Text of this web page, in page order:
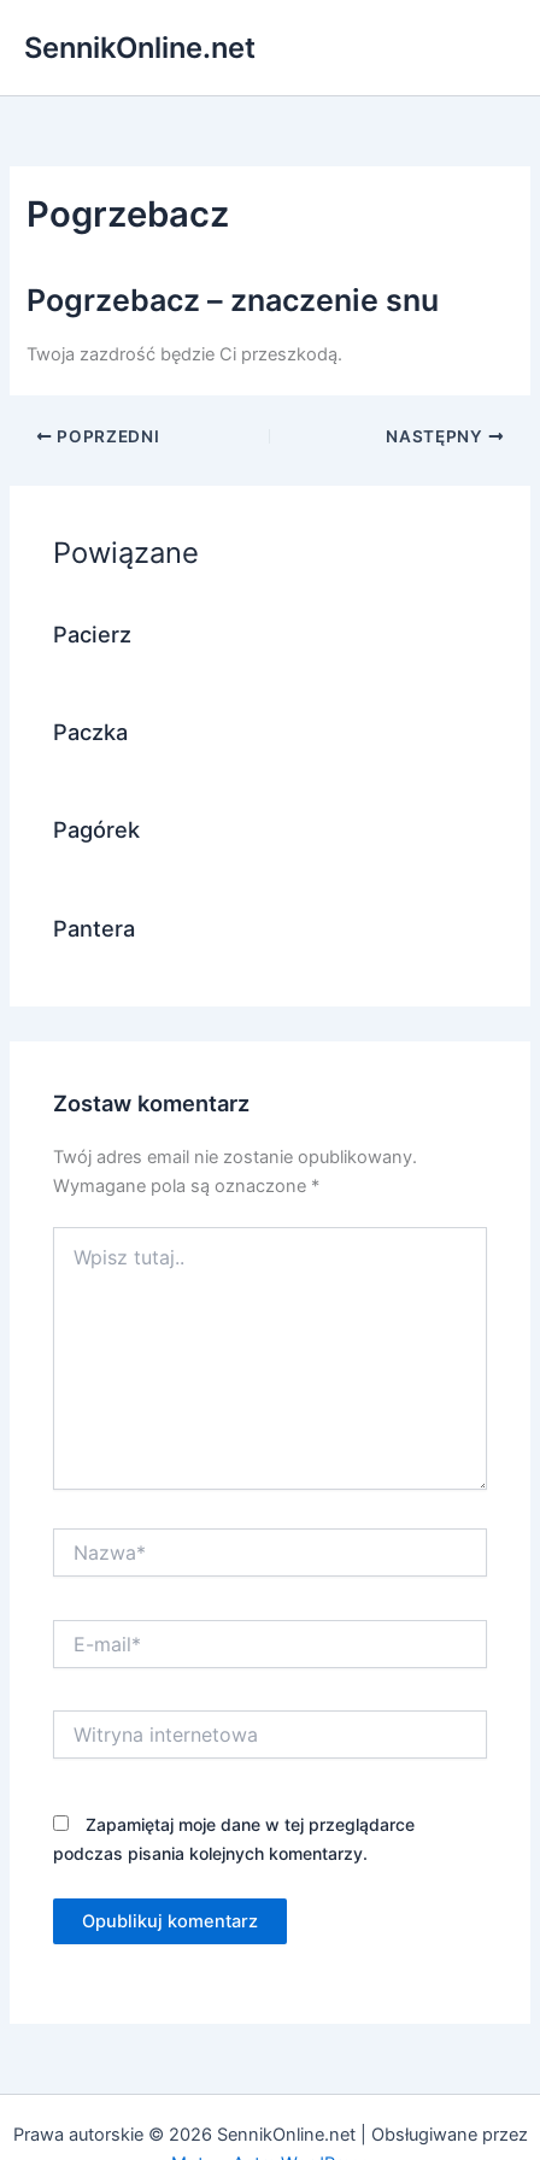
SennikOnline.net
Pogrzebacz
Pogrzebacz – znaczenie snu
Twoja zazdrość będzie Ci przeszkodą.
POPRZEDNI NASTĘPNY
Powiązane
Pacierz
Paczka
Pagórek
Pantera
Zostaw komentarz
Twój adres email nie zostanie opublikowany.
Wymagane pola są oznaczone *
tutaj..
mail*
internetowa
Zapamiętaj moje dane w tej przeglądarce
podczas pisania kolejnych komentarzy.
Prawa autorskie © 2026 SennikOnline.net | Obsługiwane przez